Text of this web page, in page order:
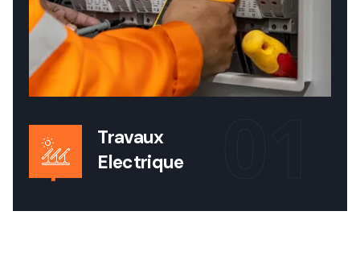
Travaux
Electrique